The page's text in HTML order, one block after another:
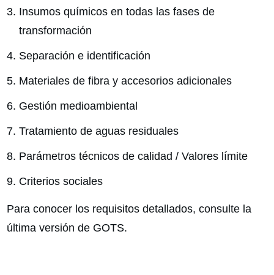
Insumos químicos en todas las fases de
transformación
Separación e identificación
Materiales de fibra y accesorios adicionales
Gestión medioambiental
Tratamiento de aguas residuales
Parámetros técnicos de calidad / Valores límite
Criterios sociales
Para conocer los requisitos detallados, consulte la
última versión de GOTS.